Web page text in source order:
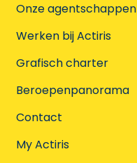
Onze agentschappen
Werken bij Actiris
Grafisch charter
Beroepenpanorama
Contact
My Actiris